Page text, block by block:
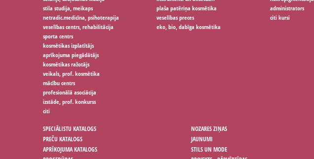
stila studija, meikaps
netradic.medicīna, psihoterapija
veselības centrs, rehabilitācija
sporta centrs
kosmētikas izplatītājs
aprīkojuma piegādātājs
kosmētikas ražotājs
veikals, prof. kosmētika
mācību centrs
profesionālā asociācija
izstāde, prof. konkurss
citi
plaša patēriņa kosmētika
veselības preces
eko, bio, dabīga kosmētika
administrators
citi kursi
SPECIĀLISTU KATALOGS
PREČU KATALOGS
APRĪKOJUMA KATALOGS
NOZARES ZIŅAS
JAUNUMI
STILS UN MODE